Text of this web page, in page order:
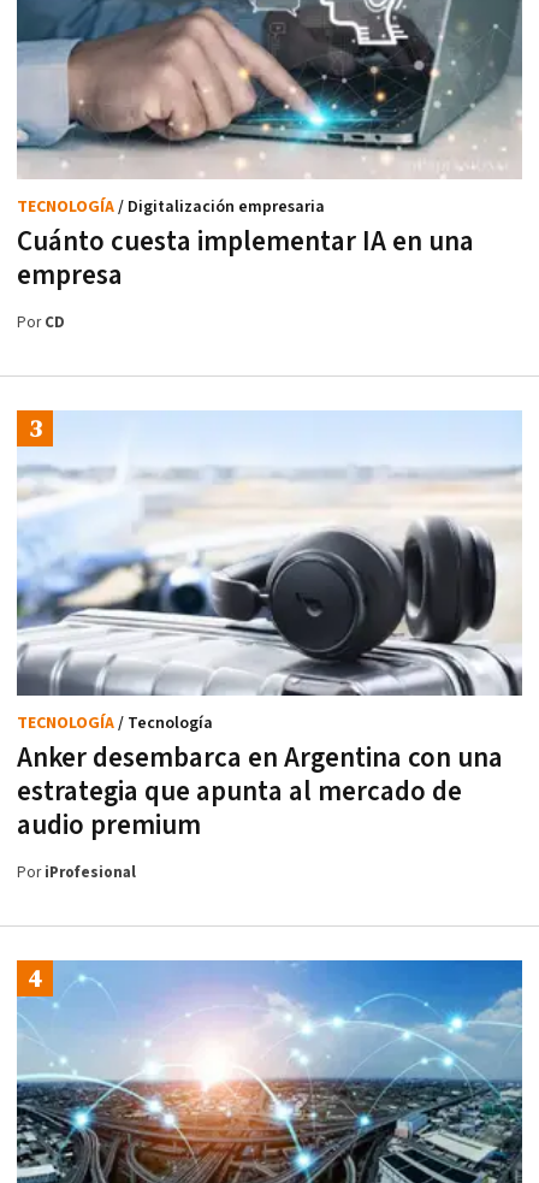
Cuánto cuesta implementar IA en una
empresa
TECNOLOGÍA/ Digitalización empresaria
PorCD
Anker desembarca en Argentina con una
estrategia que apunta al mercado de
audio premium
TECNOLOGÍA/ Tecnología
PoriProfesional